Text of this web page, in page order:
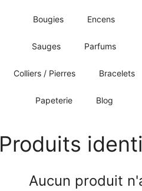
Bougies Encens
Sauges Parfums
Colliers / Pierres Bracelets
Papeterie Blog
Produits
Aucun produit